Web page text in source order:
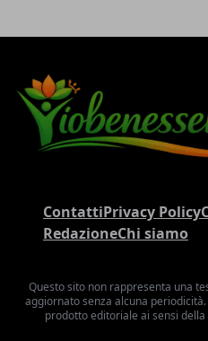
ContattiPrivacy Policy
RedazioneChi siamo
Questo sito non rappresenta una
aggiornato senza alcuna
prodotto editoriale ai sensi